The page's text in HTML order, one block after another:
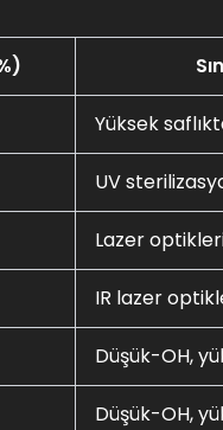
Yüksek
UV
Lazer
IR lazer
Düşük-OH,
Düşük-OH,